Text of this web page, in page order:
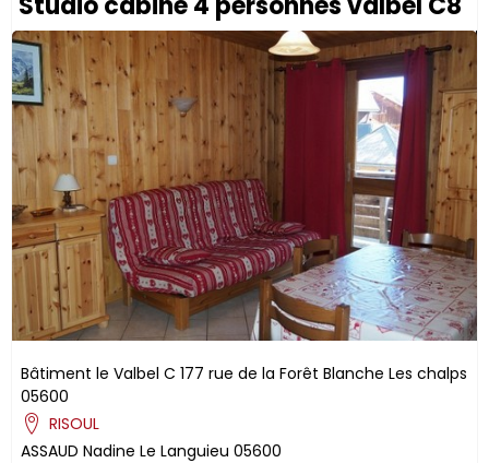
Bâtiment le Valbel C 177 rue de la Forêt Blanche Les chalps
05600
RISOUL
ASSAUD Nadine Le Languieu 05600